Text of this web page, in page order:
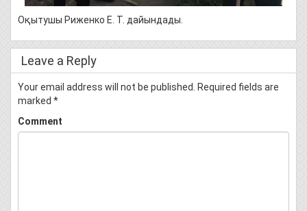
Оқытушы Риженко Е. Т. дайындады.
Leave a Reply
Your email address will not be published.
Required fields are
marked *
Comment